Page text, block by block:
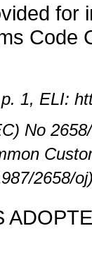
for
Code
1, ELI:
No
2658/